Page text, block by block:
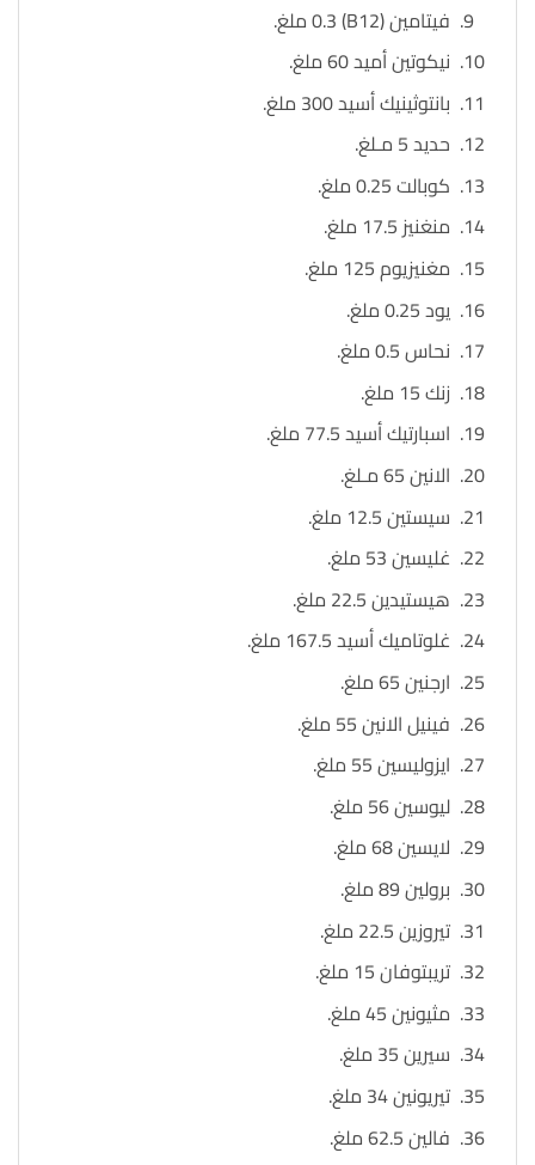
فيتامين (B12) 0.3 ملغ.
نيكوتين أميد 60 ملغ.
بانتوثينيك أسيد 300 ملغ.
حديد 5 مـلغ.
كوبالت 0.25 ملغ.
منغنيز 17.5 ملغ.
مغنيزيوم 125 ملغ.
يود 0.25 ملغ.
نحاس 0.5 ملغ.
زنك 15 ملغ.
اسبارتيك أسيد 77.5 ملغ.
الانين 65 مـلغ.
سيستين 12.5 ملغ.
غليسين 53 ملغ.
هيستيدين 22.5 ملغ.
غلوتاميك أسيد 167.5 ملغ.
ارجنين 65 ملغ.
فينيل الانين 55 ملغ.
ايزوليسين 55 ملغ.
ليوسين 56 ملغ.
لايسين 68 ملغ.
برولين 89 ملغ.
تيروزين 22.5 ملغ.
تريبتوفان 15 ملغ.
مثيونين 45 ملغ.
سيرين 35 ملغ.
تيريونين 34 ملغ.
فالين 62.5 ملغ.